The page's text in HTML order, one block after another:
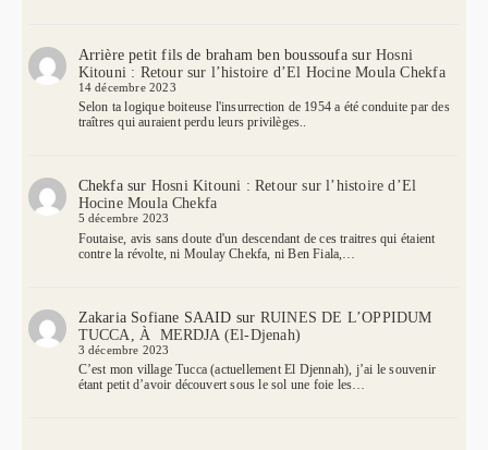
Arrière petit fils de braham ben boussoufasur Hosni
Kitouni : Retour sur l’histoire d’El Hocine Moula Chekfa
14 décembre 2023
Selon ta logique boiteuse l'insurrection de 1954 a été conduite par des
traîtres qui auraient perdu leurs privilèges..
Chekfasur Hosni Kitouni : Retour sur l’histoire d’El
Hocine Moula Chekfa
5 décembre 2023
Foutaise, avis sans doute d'un descendant de ces traitres qui étaient
contre la révolte, ni Moulay Chekfa, ni Ben Fiala,…
Zakaria Sofiane SAAID sur RUINES DE L’OPPIDUM
TUCCA, À MERDJA (El-Djenah)
3 décembre 2023
C’est mon village Tucca (actuellement El Djennah), j’ai le souvenir
étant petit d’avoir découvert sous le sol une foie les…